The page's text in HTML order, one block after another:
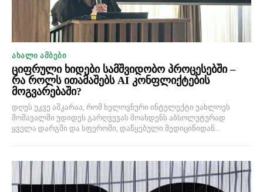
ᲐᲮᲐᲚᲘ ᲐᲛᲑᲔᲑᲘ
ციფრული ხიდები სამშვიდობო პროცესებში –
რა როლს ითამაშებს AI კონფლიქტების
მოგვარებაში?
დღეს უკვე აშკარაა, რომ ხელოვნური ინტელექტი უახლოეს
მომავალში უდიდეს გარღვევას მოახდენს აბსოლუტურად
ყველა დარგში და სფეროში, დაწყებული მედიცინიდან...